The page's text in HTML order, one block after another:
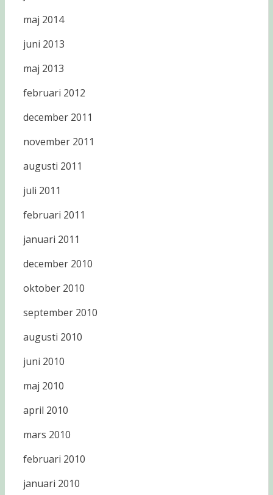
maj 2014
juni 2013
maj 2013
februari 2012
december 2011
november 2011
augusti 2011
juli 2011
februari 2011
januari 2011
december 2010
oktober 2010
september 2010
augusti 2010
juni 2010
maj 2010
april 2010
mars 2010
februari 2010
januari 2010